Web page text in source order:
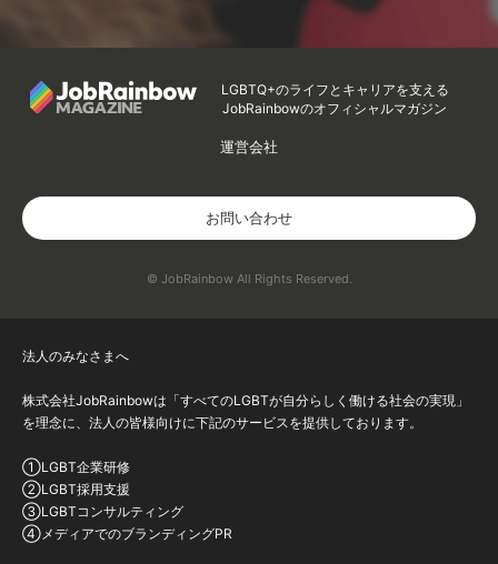
LGBTQ+のライフとキャリアを支える
JobRainbowのオフィシャルマガジン
運営会社
お問い合わせ
© JobRainbow All Rights Reserved.
法人のみなさまへ
株式会社JobRainbowは「すべてのLGBTが自分らしく働ける社会の実現」
を理念に、法人の皆様向けに下記のサービスを提供しております。
①LGBT企業研修
②LGBT採用支援
③LGBTコンサルティング
④メディアでのブランディングPR